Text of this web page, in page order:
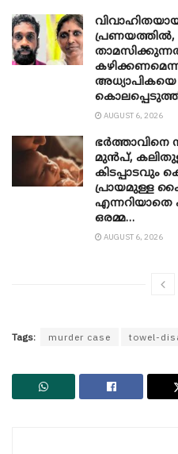
AUGUST 6, 2026
ഭർത്താവിനെ
മുൻപ്,
കിടപ്പാടവും
പ്രായമുള്ള
എന്നറിയാതെ
ഒരമ്മ…
AUGUST 6, 2026
Tags: murder case towel-